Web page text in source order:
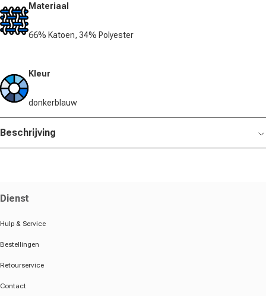
Materiaal
66% Katoen, 34% Polyester
Kleur
donkerblauw
Beschrijving
Dienst
Hulp & Service
Bestellingen
Retourservice
Contact